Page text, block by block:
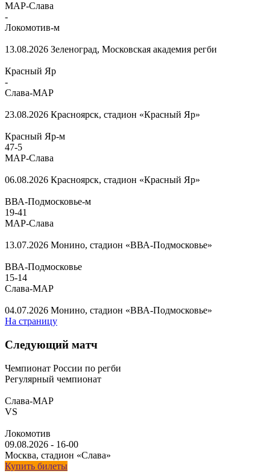
МАР-Слава
-
Локомотив-м
13.08.2026 Зеленоград, Московская академия регби
Красный Яр
-
Слава-МАР
23.08.2026 Красноярск, стадион «Красный Яр»
Красный Яр-м
47-5
МАР-Слава
06.08.2026 Красноярск, стадион «Красный Яр»
ВВА-Подмосковье-м
19-41
МАР-Слава
13.07.2026 Монино, стадион «ВВА-Подмосковье»
ВВА-Подмосковье
15-14
Слава-МАР
04.07.2026 Монино, стадион «ВВА-Подмосковье»
На страницу
Следующий матч
Чемпионат России по регби
Регулярный чемпионат
Слава-МАР
VS
Локомотив
09.08.2026 - 16-00
Москва, стадион «Слава»
Купить билеты